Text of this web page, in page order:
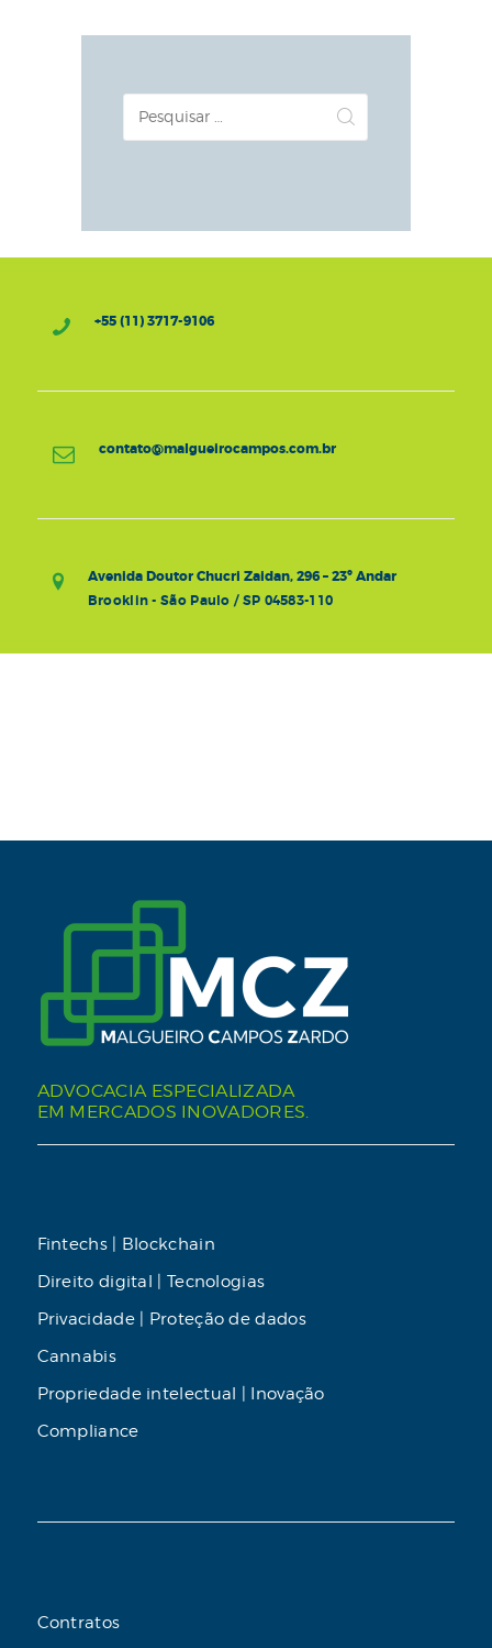
por:
+55 (11) 3717-9106
contato@malgueirocampos.com.br
Avenida Doutor Chucri Zaidan, 296 – 23º Andar
Brooklin - São Paulo / SP 04583-110
ADVOCACIA ESPECIALIZADA
EM MERCADOS INOVADORES.
Fintechs | Blockchain
Direito digital | Tecnologias
Privacidade | Proteção de dados
Cannabis
Propriedade intelectual | Inovação
Compliance
Contratos